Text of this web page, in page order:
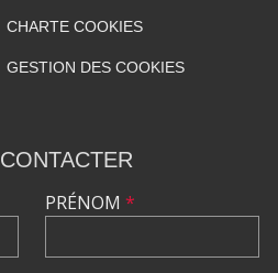
CHARTE COOKIES
GESTION DES COOKIES
PRÉNOM *